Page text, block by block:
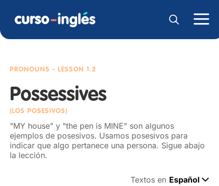
PRONOUNS - LESSON 1.2
Possessives
(LOS POSESIVOS)
"MY house" y "the pen is MINE" son algunos
ejemplos de posesivos. Usamos posesivos para
indicar que algo pertanece una persona. Sigue abajo
la lección.
Textos en Español